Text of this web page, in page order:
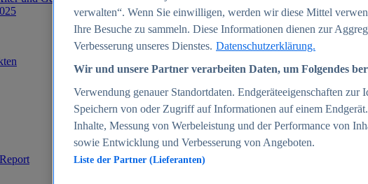
verwalten“. Wenn Sie einwilligen, werden wir diese Mittel
Ihre Besuche zu sammeln. Diese Informationen dienen zur
Verbesserung unseres Dienstes. Datenschutzerklärung.
Wir und unsere Partner verarbeiten Daten, um Folgendes
Verwendung genauer Standortdaten. Endgeräteeigenschaften zur
Speichern von oder Zugriff auf Informationen auf einem
Inhalte, Messung von Werbeleistung und der Performance von
sowie Entwicklung und Verbesserung von Angeboten.
Liste der Partner (Lieferanten)